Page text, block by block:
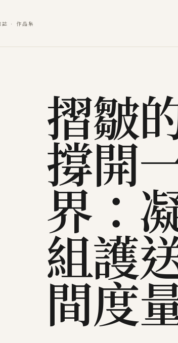
誌 · 作品集
摺皺
撐開
界：
組護
間度